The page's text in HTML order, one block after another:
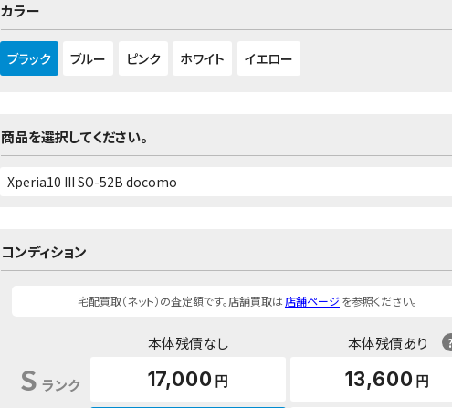
カラー
ブラック ブルー ピンク ホワイト イエロー
商品を選択してください。
コンディション
宅配買取（ネット）の査定額です。店舗買取は 店舗ページ を参照ください。
本体残債なし 本体残債あり
S ランク 17,000 円 13,600 円